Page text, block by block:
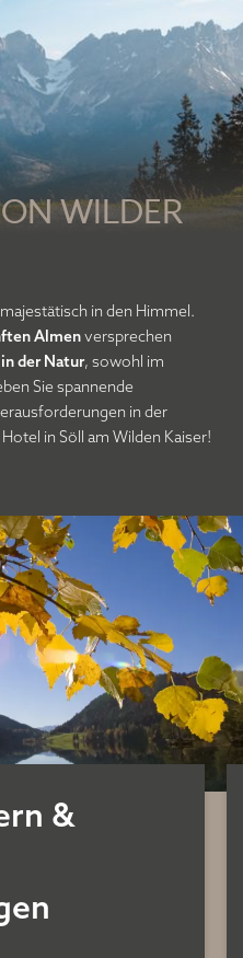
WILDER
in den Himmel.
Almenversprechen
der Natur, sowohl im
Sie spannende
in der
in Söll am Wilden Kaiser!
&